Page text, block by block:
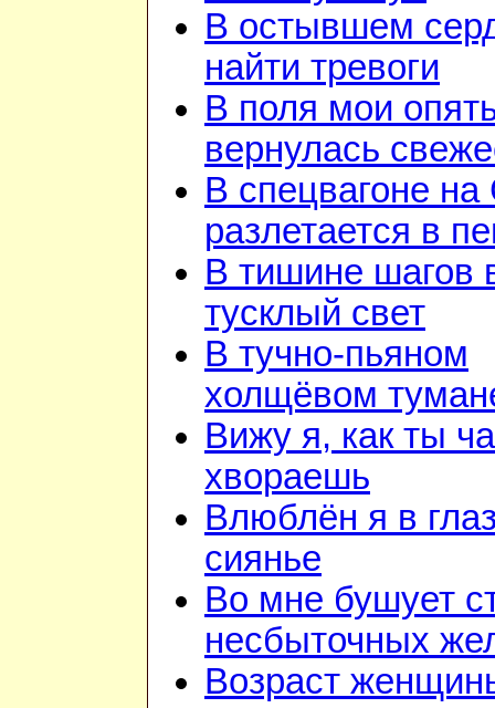
В остывшем
найти тревоги
В поля мои
вернулась
В спецвагоне
разлетается в
В тишине шагов
тусклый свет
В тучно-пьяном
холщёвом
Вижу я, как ты
хвораешь
Влюблён я в
сиянье
Во мне бушует
несбыточных
Возраст